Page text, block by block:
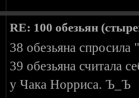
RE: 100 обезьян
38 обезьяна
39 обезьяна считала
у Чака Норриса. Ъ_Ъ